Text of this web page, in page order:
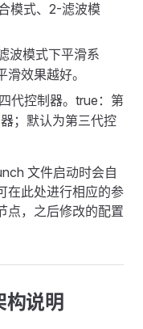
模式、2-滤波模
波模式下平滑系
效果越好。
代控制器。true：第
；默认为第三代控
文件启动时会自
在此处进行相应的参
点，之后修改的配置
构说明